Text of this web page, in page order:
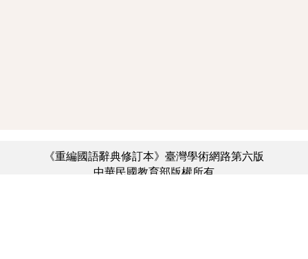
《重編國語辭典修訂本》臺灣學術網路第六版
中華民國教育部版權所有